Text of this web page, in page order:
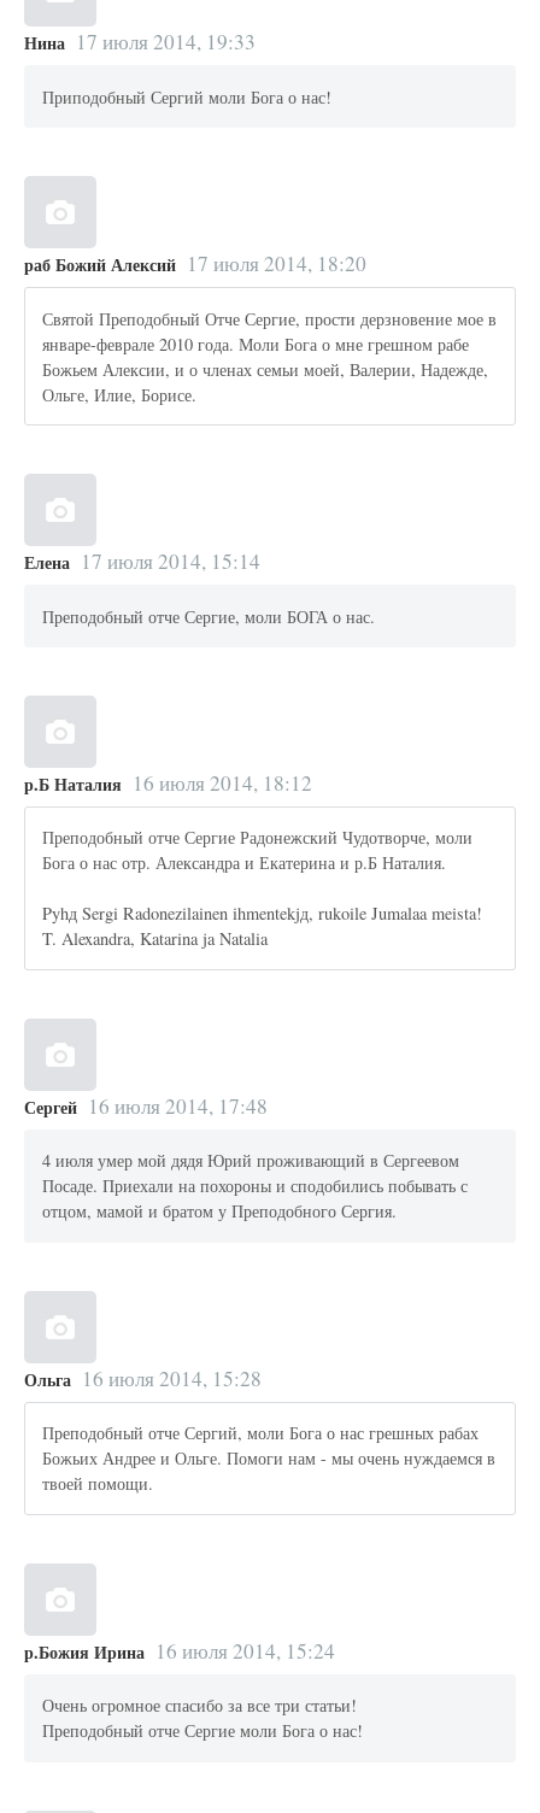
Нина 17 июля 2014, 19:33
Приподобный Сергий моли Бога о нас!
раб Божий Алексий 17 июля 2014, 18:20
Святой Преподобный Отче Сергие, прости дерзновение мое в
январе-феврале 2010 года. Моли Бога о мне грешном рабе
Божьем Алексии, и о членах семьи моей, Валерии, Надежде,
Ольге, Илие, Борисе.
Елена 17 июля 2014, 15:14
Преподобный отче Сергие, моли БОГА о нас.
р.Б Наталия 16 июля 2014, 18:12
Преподобный отче Сергие Радонежский Чудотворче, моли
Бога о нас отр. Александра и Екатерина и р.Б Наталия.
Pyhд Sergi Radonezilainen ihmentekjд, rukoile Jumalaa meista!
T. Alexandra, Katarina ja Natalia
Сергей 16 июля 2014, 17:48
4 июля умер мой дядя Юрий проживающий в Сергеевом
Посаде. Приехали на похороны и сподобились побывать с
отцом, мамой и братом у Преподобного Сергия.
Ольга 16 июля 2014, 15:28
Преподобный отче Сергий, моли Бога о нас грешных рабах
Божьих Андрее и Ольге. Помоги нам - мы очень нуждаемся в
твоей помощи.
р.Божия Ирина 16 июля 2014, 15:24
Очень огромное спасибо за все три статьи!
Преподобный отче Сергие моли Бога о нас!